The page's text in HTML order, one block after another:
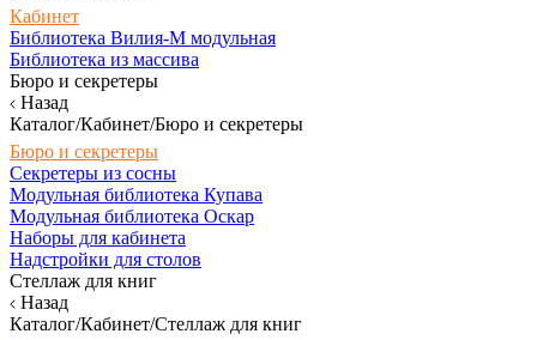
Кабинет
Библиотека Вилия-М модульная
Библиотека из массива
Бюро и секретеры
Назад
Каталог/Кабинет/Бюро и секретеры
Бюро и секретеры
Секретеры из сосны
Модульная библиотека Купава
Модульная библиотека Оскар
Наборы для кабинета
Надстройки для столов
Стеллаж для книг
Назад
Каталог/Кабинет/Стеллаж для книг